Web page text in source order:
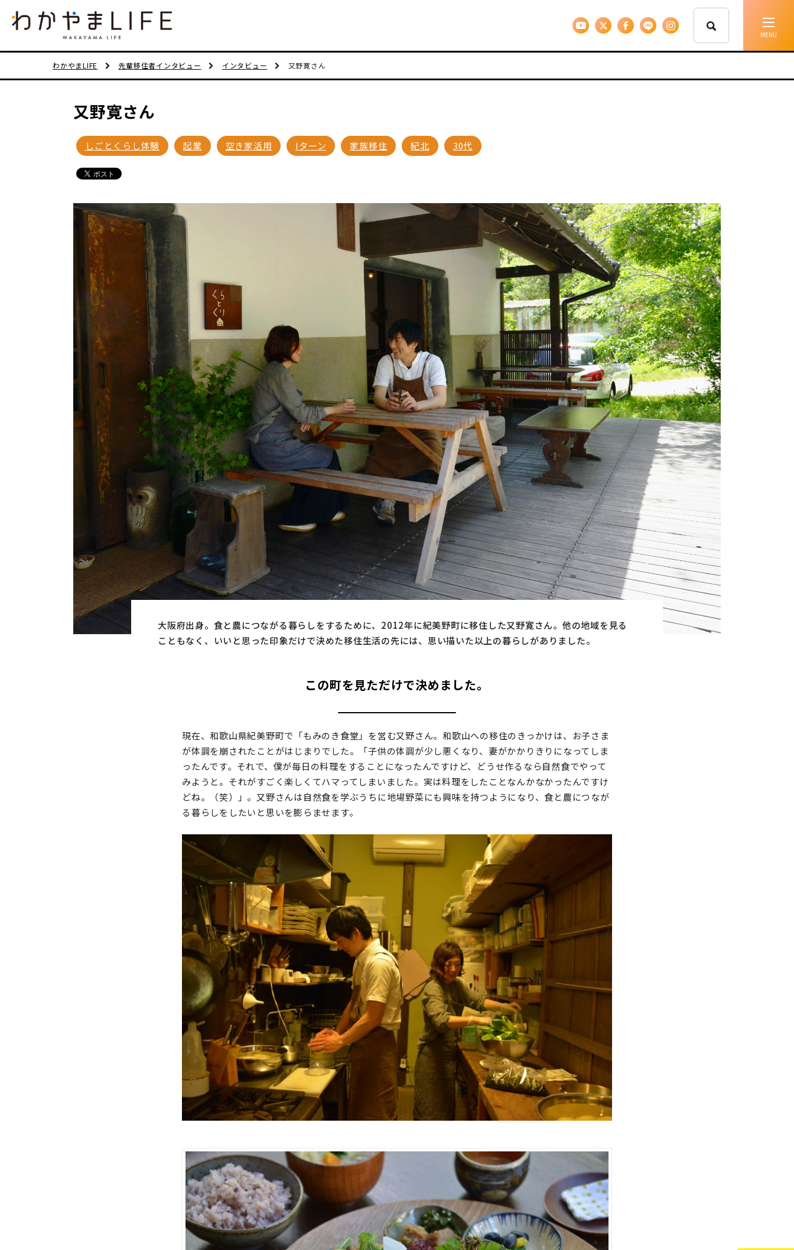
住まい
市町村を探す
移住者インタビュー
動画
地域おこし協力隊
わかやまLIFE 先輩移住者インタビュー インタビュー 又野寛さん
又野寛さん
しごとくらし体験 起業 空き家活用 Iターン 家族移住 紀北 30代
大阪府出身。食と農につながる暮らしをするために、2012年に紀美野町に移住した又野寛さん。他の地域を見る
こともなく、いいと思った印象だけで決めた移住生活の先には、思い描いた以上の暮らしがありました。
この町を見ただけで決めました。
現在、和歌山県紀美野町で「もみのき食堂」を営む又野さん。和歌山への移住のきっかけは、お子さま
が体調を崩されたことがはじまりでした。「子供の体調が少し悪くなり、妻がかかりきりになってしま
ったんです。それで、僕が毎日の料理をすることになったんですけど、どうせ作るなら自然食でやって
みようと。それがすごく楽しくてハマってしまいました。実は料理をしたことなんかなかったんですけ
どね。（笑）」。又野さんは自然食を学ぶうちに地場野菜にも興味を持つようになり、食と農につなが
る暮らしをしたいと思いを膨らませます。